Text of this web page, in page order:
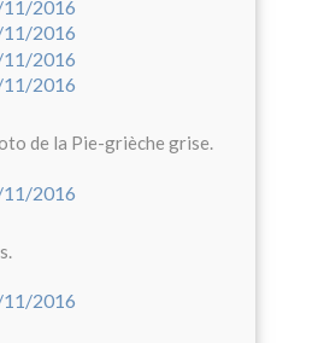
de la Pie-grièche grise.